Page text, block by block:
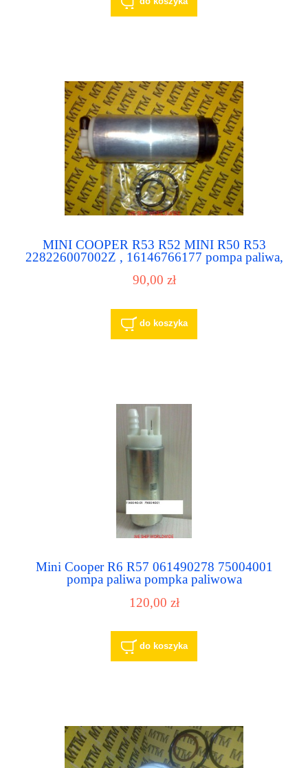
MINI COOPER R53 R52 MINI R50 R53
228226007002Z , 16146766177 pompa paliwa,
90,00 zł
do koszyka
Mini Cooper R6 R57 061490278 75004001
pompa paliwa pompka paliwowa
120,00 zł
do koszyka